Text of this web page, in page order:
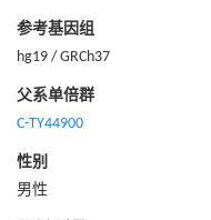
参考基因组
hg19 / GRCh37
父系单倍群
C-TY44900
性别
男性